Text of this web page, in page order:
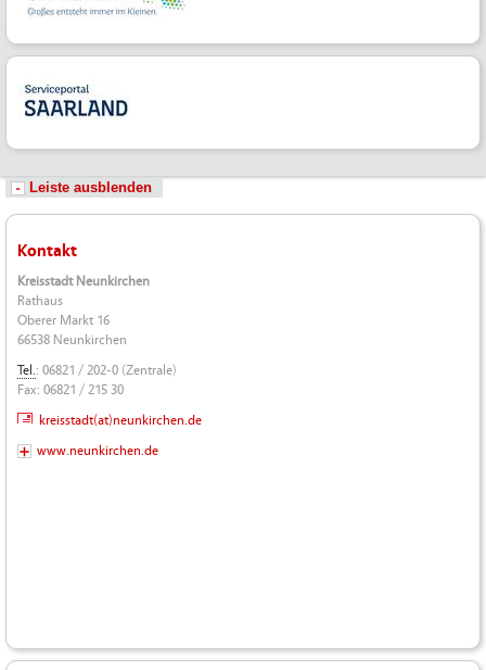
Leiste ausblenden
Kontakt
Kreisstadt Neunkirchen
Rathaus
Oberer Markt 16
66538 Neunkirchen
Tel.: 06821 / 202-0 (Zentrale)
Fax: 06821 / 215 30
kreisstadt(at)neunkirchen.de
www.neunkirchen.de